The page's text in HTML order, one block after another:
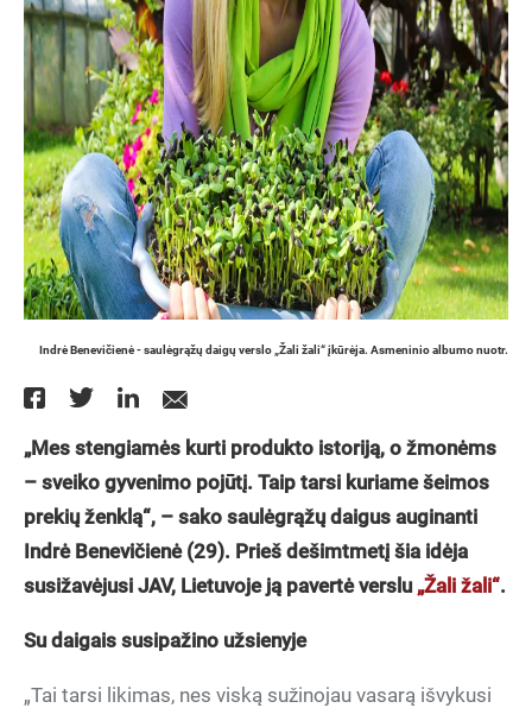
Indrė Benevičienė - saulėgrąžų daigų verslo „Žali žali“ įkūrėja. Asmeninio albumo nuotr.
„Mes stengiamės kurti produkto istoriją, o žmonėms
– sveiko gyvenimo pojūtį. Taip tarsi kuriame šeimos
prekių ženklą“, – sako saulėgrąžų daigus auginanti
Indrė Benevičienė (29). Prieš dešimtmetį šia idėja
susižavėjusi JAV, Lietuvoje ją pavertė verslu „Žali žali“.
Su daigais susipažino užsienyje
„Tai tarsi likimas, nes viską sužinojau vasarą išvykusi